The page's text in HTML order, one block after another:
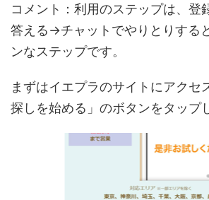
コメント：利用のステップは、登
答える→チャットでやりとりする
ンなステップです。
まずはイエプラのサイトにアクセ
探しを始める」のボタンをタップ